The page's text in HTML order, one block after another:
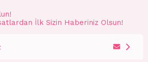
İlk Sizin Haberiniz Olsun!